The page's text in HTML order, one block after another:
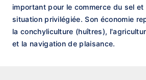
important pour le commerce du sel
situation privilégiée. Son économie
la conchyliculture (huîtres),
et la navigation de plaisance.